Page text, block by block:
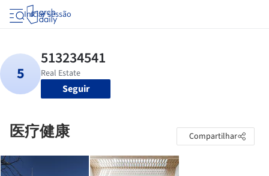
Iniciar sessão
Seguir
医疗健康 Compartilhar